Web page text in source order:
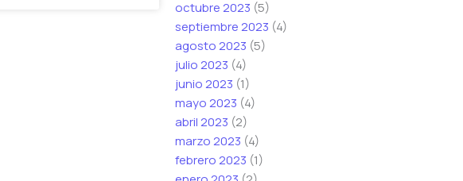
octubre 2023 (5)
septiembre 2023 (4)
agosto 2023 (5)
julio 2023 (4)
junio 2023 (1)
mayo 2023 (4)
abril 2023 (2)
marzo 2023 (4)
febrero 2023 (1)